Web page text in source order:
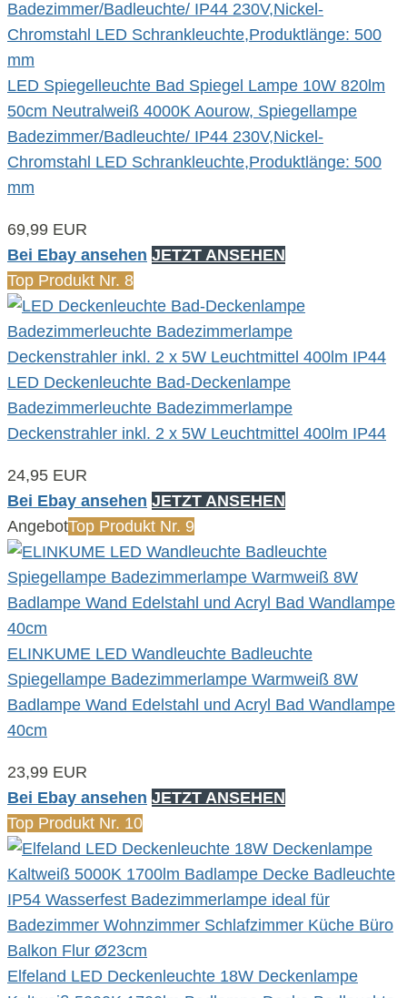
LED Spiegelleuchte Bad Spiegel Lampe 10W 820lm
50cm Neutralweiß 4000K Aourow, Spiegellampe
Badezimmer/Badleuchte/ IP44 230V,Nickel-
Chromstahl LED Schrankleuchte,Produktlänge: 500
mm
69,99 EUR
Bei Ebay ansehen JETZT ANSEHEN
Top Produkt Nr. 8
LED Deckenleuchte Bad-Deckenlampe
Badezimmerleuchte Badezimmerlampe
Deckenstrahler inkl. 2 x 5W Leuchtmittel 400lm IP44
24,95 EUR
Bei Ebay ansehen JETZT ANSEHEN
AngebotTop Produkt Nr. 9
ELINKUME LED Wandleuchte Badleuchte
Spiegellampe Badezimmerlampe Warmweiß 8W
Badlampe Wand Edelstahl und Acryl Bad Wandlampe
40cm
23,99 EUR
Bei Ebay ansehen JETZT ANSEHEN
Top Produkt Nr. 10
Elfeland LED Deckenleuchte 18W Deckenlampe